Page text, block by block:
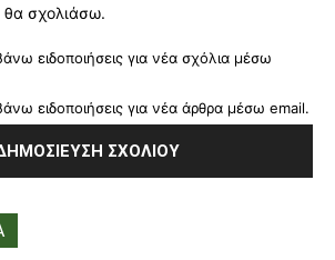
σχολιάσω.
ειδοποιήσεις για νέα σχόλια μέσω
ειδοποιήσεις για νέα άρθρα μέσω email.